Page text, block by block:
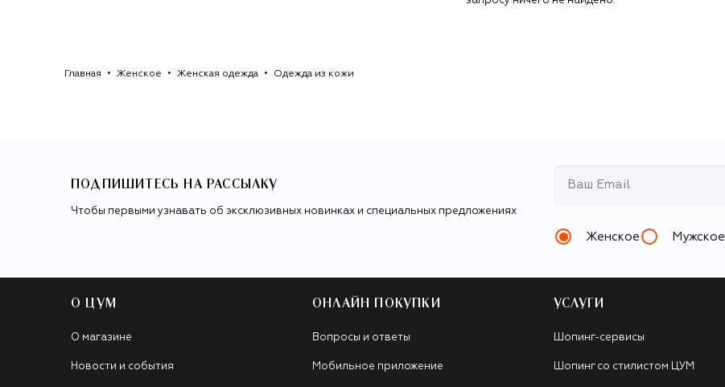
Главная Женское Женская одежда Одежда из кожи
ПОДПИШИТЕСЬ НА РАССЫЛКУ
Чтобы первыми узнавать об эксклюзивных новинках и специальных предложениях
Женское Мужское
О ЦУМ
О магазине
Новости и события
ОНЛАЙН ПОКУПКИ
Вопросы и ответы
Мобильное приложение
УСЛУГИ
Шопинг-сервисы
Шопинг со стилистом ЦУМ